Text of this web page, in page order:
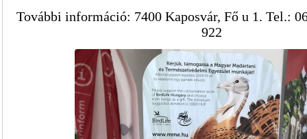
További információ: 7400 Kaposvár, Fő u 1. Tel.:
922